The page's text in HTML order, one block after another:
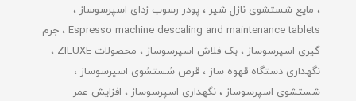
مایع شستشوی نازل شیر
پودر رسوب زدای اسپرسوساز
Espresso machine descaling and maintenance tablets
جرم
گیری اسپرسوساز
بک فلاش اسپرسوساز
محصولات ZILUXE
نگهداری دستگاه قهوه ساز
قرص شستشوی اسپرسوساز
شستشوی اسپرسوساز
نگهداری اسپرسوساز
افزایش عمر